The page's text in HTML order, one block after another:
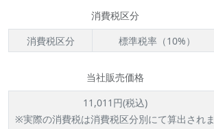
消費税区分
消費税区分
標準税率（10%）
当社販売価格
11,011円(税込)
※実際の消費税は消費税区分別にて算出されま